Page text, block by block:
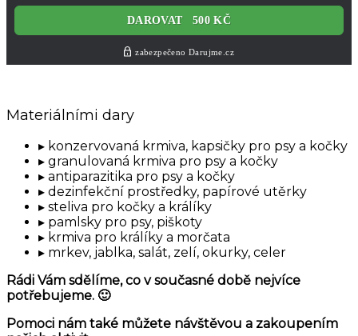
Materiálními dary
konzervovaná krmiva, kapsičky pro psy a kočky
granulovaná krmiva pro psy a kočky
antiparazitika pro psy a kočky
dezinfekční prostředky, papírové utěrky
steliva pro kočky a králíky
pamlsky pro psy, piškoty
krmiva pro králíky a morčata
mrkev, jablka, salát, zelí, okurky, celer
Rádi Vám sdělíme, co v současné době nejvíce
potřebujeme. 🙂
Pomoci nám také můžete návštěvou a zakoupením